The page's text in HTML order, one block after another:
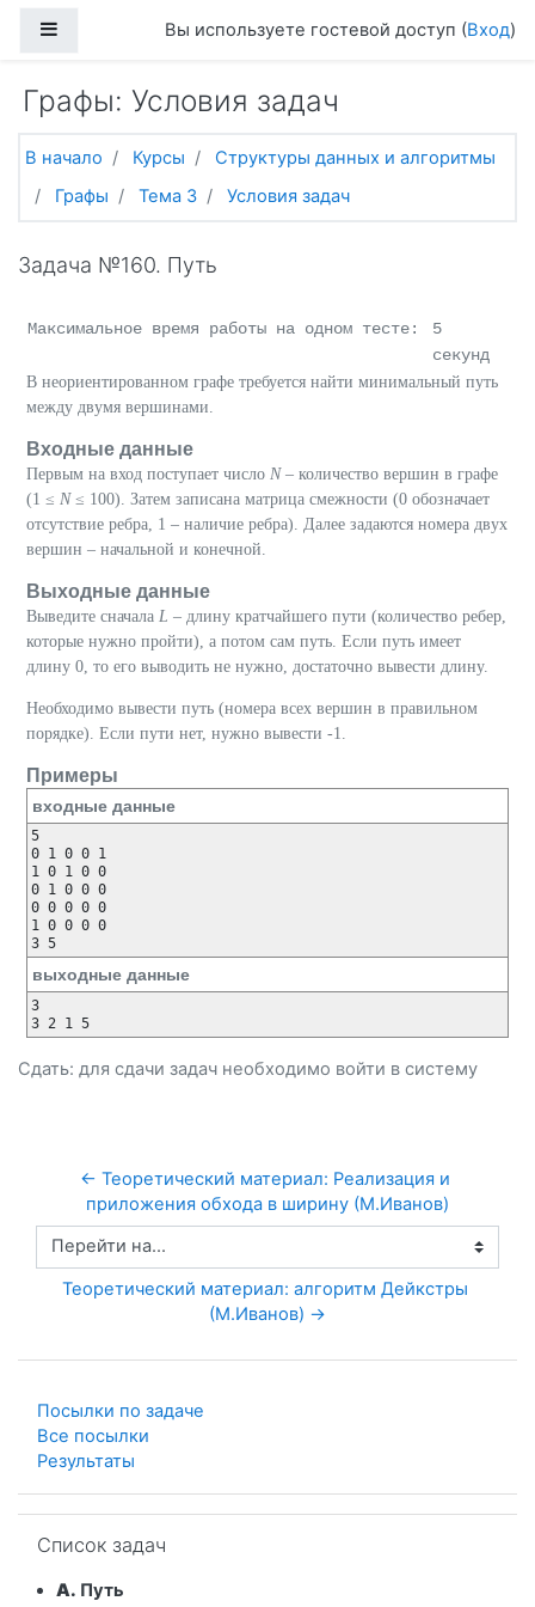
Боковая панельВы используете гостевой доступ (Вход)
Графы: Условия задач
В начало Курсы
Структуры данных и алгоритмы
Графы
Тема 3 Условия задач
Задача №160. Путь
Максимальное время работы на одном тесте:
5
секунд
В неориентированном графе требуется найти минимальный путь
между двумя вершинами.
Входные данные
Первым на вход поступает число N– количество вершин в графе
(1 ≤ N≤ 100). Затем записана матрица смежности (0 обозначает
отсутствие ребра, 1 – наличие ребра). Далее задаются номера двух
вершин – начальной и конечной.
Выходные данные
Выведите сначала L – длину кратчайшего пути (количество ребер,
которые нужно пройти), а потом сам путь. Если путь имеет
длину 0, то его выводить не нужно, достаточно вывести длину.
Необходимо вывести путь (номера всех вершин в правильном
порядке). Если пути нет, нужно вывести -1.
Примеры
входные данные
5
0 1 0 0 1
1 0 1 0 0
0 1 0 0 0
0 0 0 0 0
1 0 0 0 0
3 5
выходные данные
3
3 2 1 5
Сдать: для сдачи задач необходимо войти в систему
← Теоретический материал: Реализация и
приложения обхода в ширину (М.Иванов)
Перейти на...
Теоретический материал: алгоритм Дейкстры
(М.Иванов) →
Посылки по задаче
Все посылки
Результаты
Список задач
A. Путь